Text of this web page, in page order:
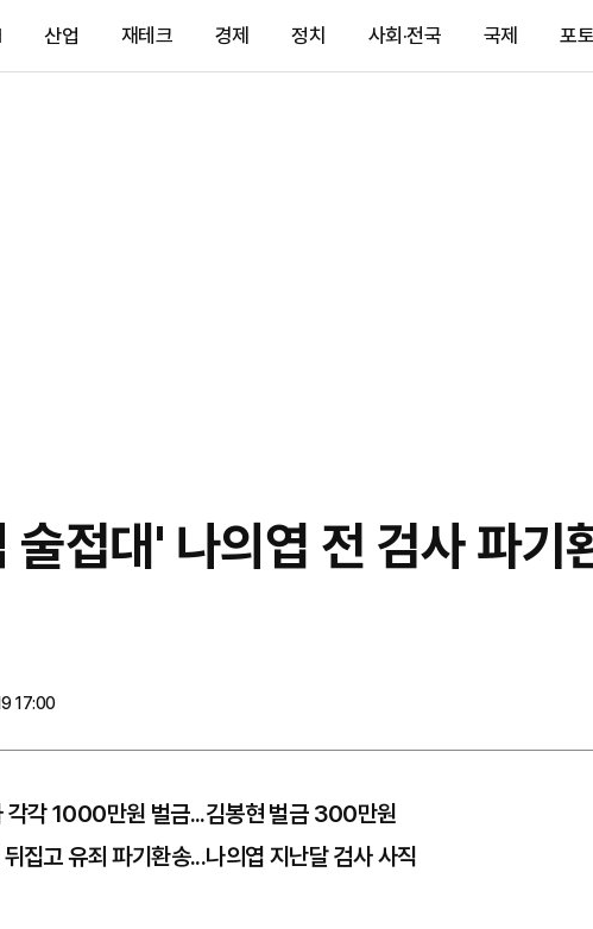
산업 재테크 경제 정치 사회·전국 국제 포토
술접대' 나의엽 전 검사 파
17:00
각각 1000만원 벌금...김봉현 벌금 300만원
집고 유죄 파기환송...나의엽 지난달 검사 사직